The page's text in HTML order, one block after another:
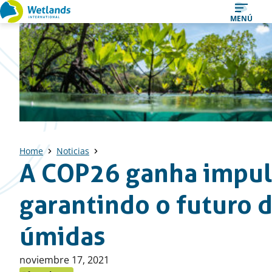
Ir
al
contenido
MENÚ
Home Noticias
A COP26 ganha
garantindo o futuro
úmidas
Publicado
noviembre 17, 2021